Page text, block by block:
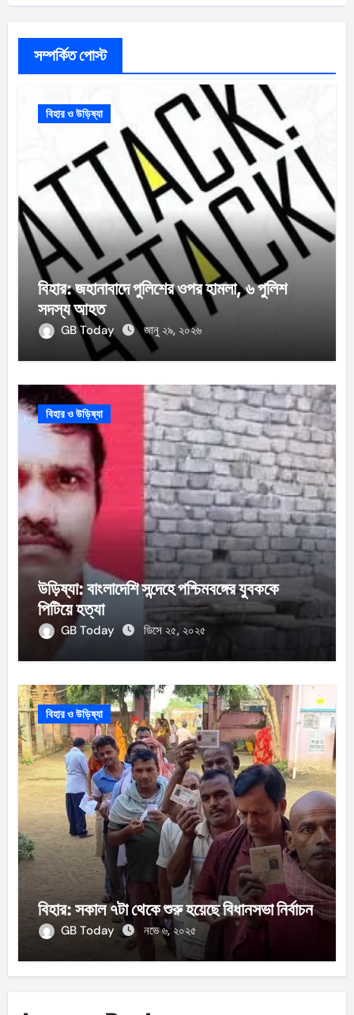
সম্পর্কিত পোস্ট
বিহার ও উড়িষ্যা
বিহার: জহানাবাদে পুলিশের ওপর হামলা, ৬ পুলিশ
সদস্য আহত
GB Today জানু ২৯, ২০২৬
বিহার ও উড়িষ্যা
উড়িষ্যা: বাংলাদেশি সন্দেহে পশ্চিমবঙ্গের যুবককে
পিটিয়ে হত্যা
GB Today ডিসে ২৫, ২০২৫
বিহার ও উড়িষ্যা
বিহার: সকাল ৭টা থেকে শুরু হয়েছে বিধানসভা নির্বাচন
GB Today নভে ৬, ২০২৫